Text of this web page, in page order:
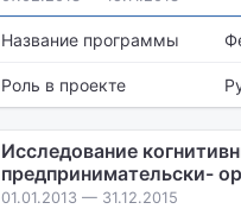
Название программы
Роль в проекте
Исследование
предпринимательски-
01.01.2013 — 31.12.2015